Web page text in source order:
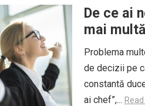
De ce ai
mai
Problema
de decizii pe
constantă
ai chef”,...